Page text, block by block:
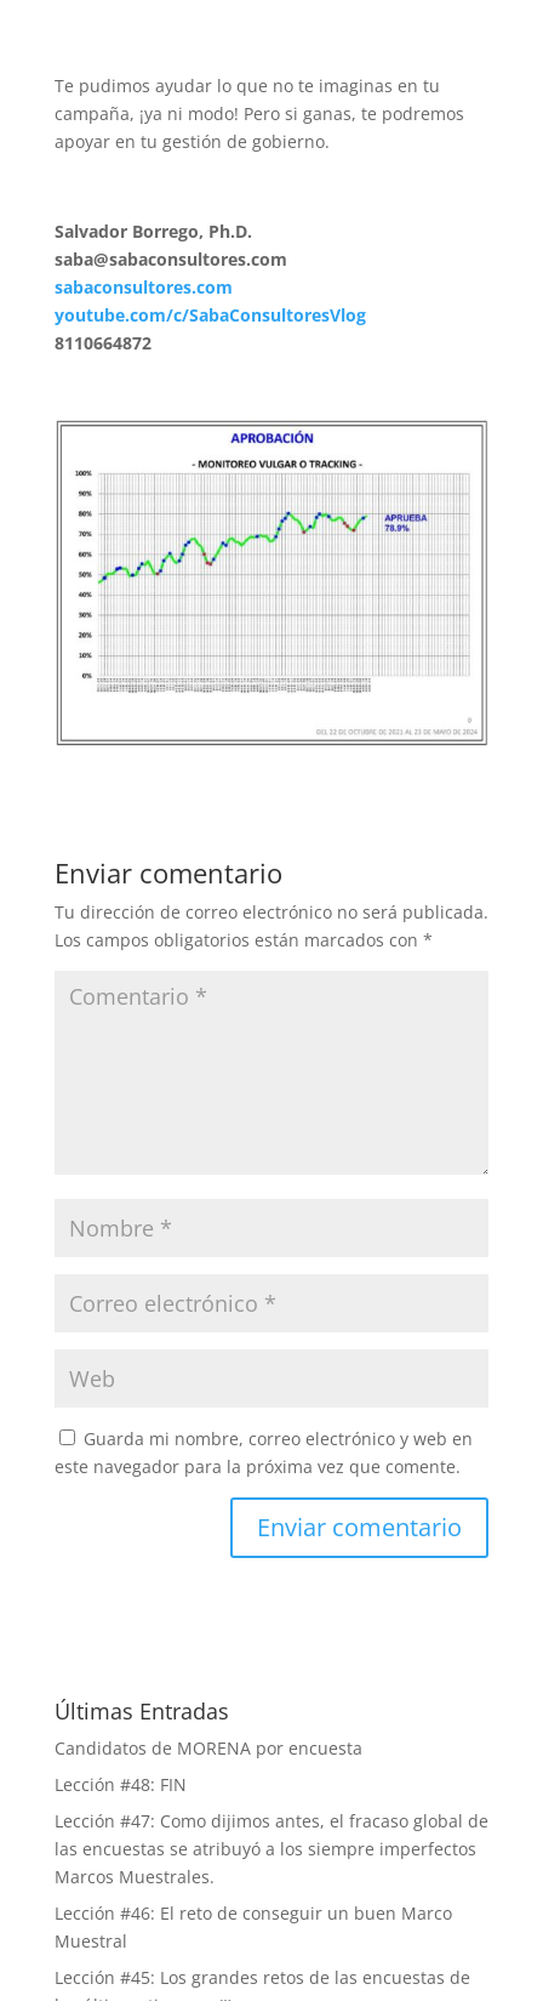
Te pudimos ayudar lo que no te imaginas en tu
campaña, ¡ya ni modo! Pero si ganas, te podremos
apoyar en tu gestión de gobierno.
Salvador Borrego, Ph.D.
saba@sabaconsultores.com
sabaconsultores.com
youtube.com/c/SabaConsultoresVlog
8110664872
Enviar comentario
Tu dirección de correo electrónico no será publicada.
Los campos obligatorios están marcados con *
Guarda mi nombre, correo electrónico y web en
este navegador para la próxima vez que comente.
Últimas Entradas
Candidatos de MORENA por encuesta
Lección #48: FIN
Lección #47: Como dijimos antes, el fracaso global de
las encuestas se atribuyó a los siempre imperfectos
Marcos Muestrales.
Lección #46: El reto de conseguir un buen Marco
Muestral
Lección #45: Los grandes retos de las encuestas de